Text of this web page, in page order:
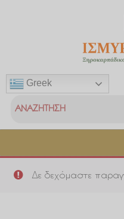
Greek
Δε δεχόμαστε